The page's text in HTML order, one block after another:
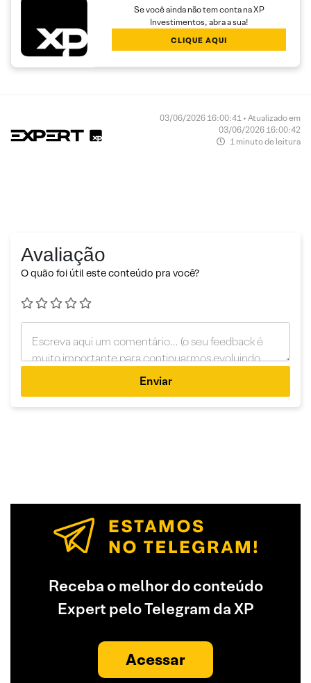
Se você ainda não tem conta na XP
Investimentos, abra a sua!
CLIQUE AQUI
03/06/2026 16:00:41 • Atualizado em
03/06/2026 16:00:42
1 minuto de leitura
Avaliação
O quão foi útil este conteúdo pra você?
Enviar
Receba o melhor do conteúdo
Expert pelo Telegram da XP
Acessar